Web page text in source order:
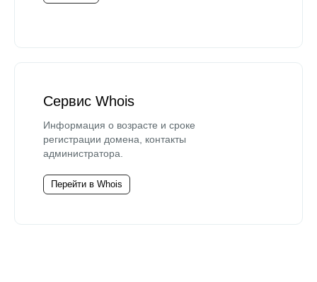
Сервис Whois
Информация о возрасте и сроке
регистрации домена, контакты
администратора.
Перейти в Whois